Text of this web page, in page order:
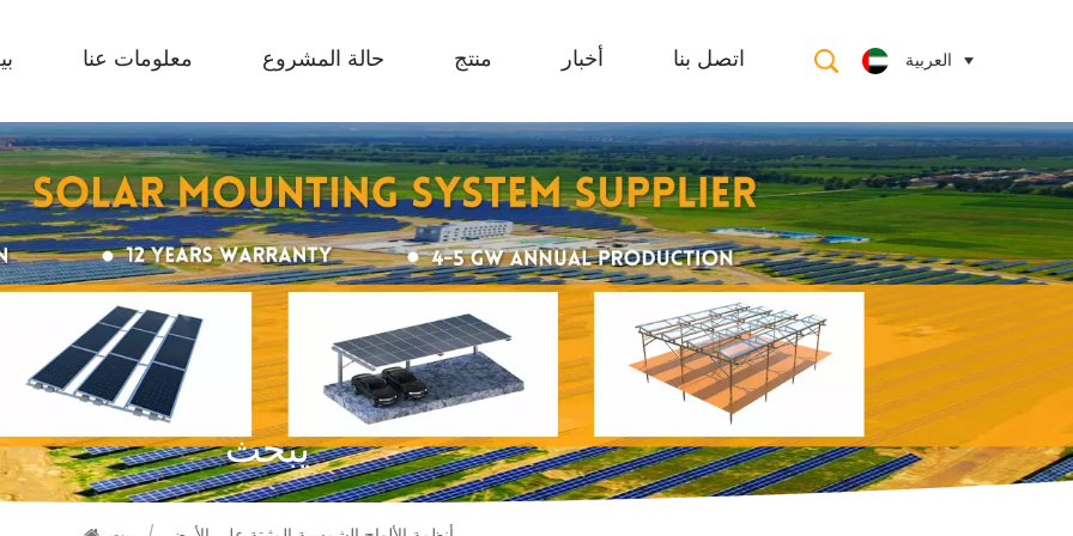
معلومات عنا حالة المشروع منتج أخبار اتصل بنا العربية
يبحث